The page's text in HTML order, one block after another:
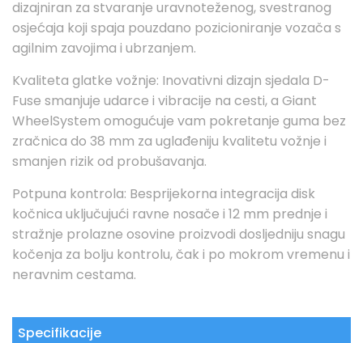
dizajniran za stvaranje uravnoteženog, svestranog
osjećaja koji spaja pouzdano pozicioniranje vozača s
agilnim zavojima i ubrzanjem.
Kvaliteta glatke vožnje: Inovativni dizajn sjedala D-
Fuse smanjuje udarce i vibracije na cesti, a Giant
WheelSystem omogućuje vam pokretanje guma bez
zračnica do 38 mm za uglađeniju kvalitetu vožnje i
smanjen rizik od probušavanja.
Potpuna kontrola: Besprijekorna integracija disk
kočnica uključujući ravne nosače i 12 mm prednje i
stražnje prolazne osovine proizvodi dosljedniju snagu
kočenja za bolju kontrolu, čak i po mokrom vremenu i
neravnim cestama.
Specifikacije